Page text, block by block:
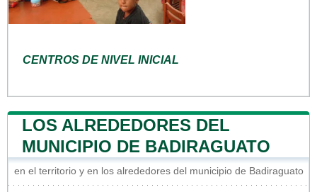
CENTROS DE NIVEL INICIAL
LOS ALREDEDORES DEL
MUNICIPIO DE BADIRAGUATO
en el territorio y en los alrededores del municipio de Badiraguato